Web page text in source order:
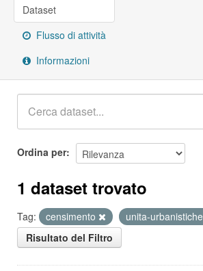
Dataset
Flusso di attività
Informazioni
Ordina per
1 dataset trovato
Tag: censimento
unita-urbanistiche
Risultato del Filtro